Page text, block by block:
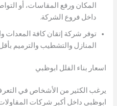
المكان ورفع المقاسات، أو
داخل فروع الشركة.
توفر شركة إتقان كافة المعدات
المنازل والتشطيب والترميم
اسعار بناء الفلل ابوظبي
يرغب الكثير من الأشخاص في
ابوظبي داخل أكبر شركات